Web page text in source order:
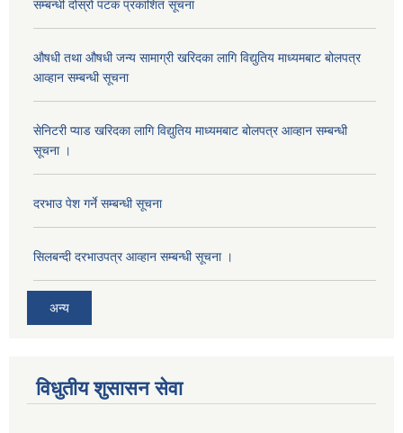
सम्बन्धी दोस्रो पटक प्रकाशित सूचना
औषधी तथा औषधी जन्य सामाग्री खरिदका लागि विद्युतिय माध्यमबाट बोलपत्र
आव्हान सम्बन्धी सूचना
सेनिटरी प्याड खरिदका लागि विद्युतिय माध्यमबाट बोलपत्र आव्हान सम्बन्धी
सूचना ।
दरभाउ पेश गर्ने सम्बन्धी सूचना
सिलबन्दी दरभाउपत्र आव्हान सम्बन्धी सूचना ।
अन्य
विधुतीय शुसासन सेवा